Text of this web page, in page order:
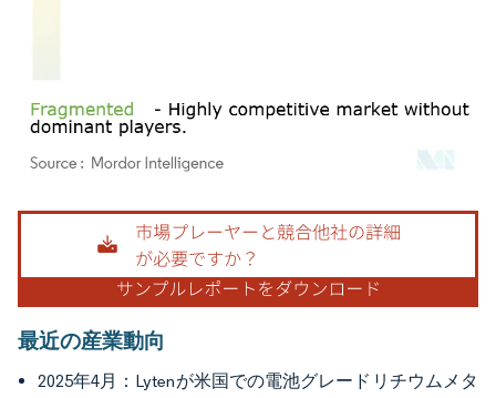
画像 © Mordor Intelligence。再利用にはCC BY 4.0の表示が必要です。
最近の産業動向
2025年4月：Lytenが米国での電池グレードリチウムメタ